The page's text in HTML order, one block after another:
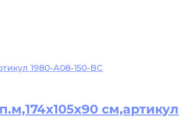
см,артикул